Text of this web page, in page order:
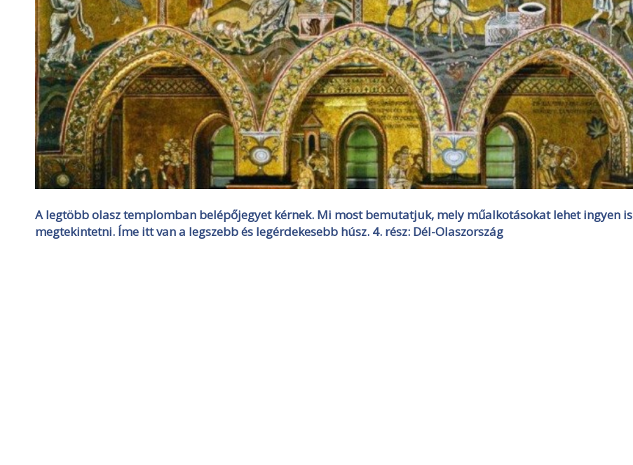
A legtöbb olasz templomban belépőjegyet kérnek. Mi most bemutatjuk, mely műalkotásokat lehet ingyen is
megtekintetni. Íme itt van a legszebb és legérdekesebb húsz. 4. rész: Dél-Olaszország